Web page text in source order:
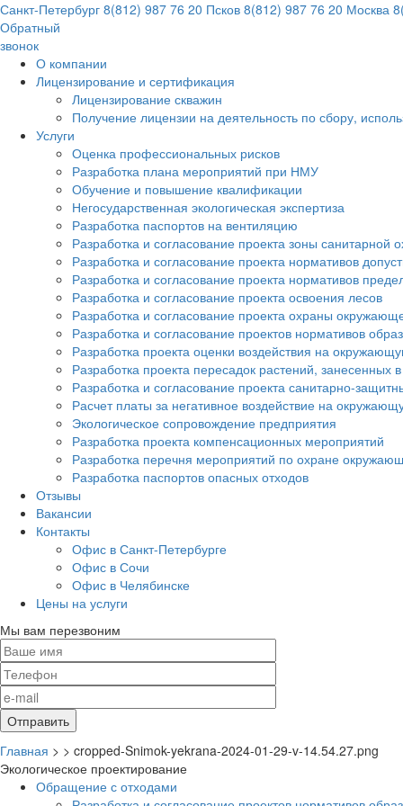
Санкт-Петербург 8(812) 987 76 20 Псков 8(812) 987 76 20 Москва
Обратный
звонок
О компании
Лицензирование и сертификация
Лицензирование скважин
Получение лицензии на деятельность по сбору,
Услуги
Оценка профессиональных рисков
Разработка плана мероприятий при НМУ
Обучение и повышение квалификации
Негосударственная экологическая экспертиза
Разработка паспортов на вентиляцию
Разработка и согласование проекта зоны
Разработка и согласование проекта нормативов
Разработка и согласование проекта нормативов
Разработка и согласование проекта освоения лесов
Разработка и согласование проекта охраны
Разработка и согласование проектов нормативов
Разработка проекта оценки воздействия на
Разработка проекта пересадок растений, занесенных
Разработка и согласование проекта санитарно-
Расчет платы за негативное воздействие на
Экологическое сопровождение предприятия
Разработка проекта компенсационных мероприятий
Разработка перечня мероприятий по охране
Разработка паспортов опасных отходов
Отзывы
Вакансии
Контакты
Офис в Санкт-Петербурге
Офис в Сочи
Офис в Челябинске
Цены на услуги
Мы вам перезвоним
Главная > > cropped-Snimok-yekrana-2024-01-29-v-14.54.27.png
Экологическое проектирование
Обращение с отходами